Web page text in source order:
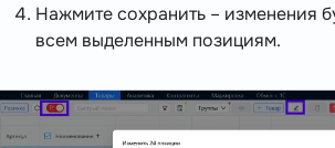
Нажмите сохранить – изменения
всем выделенным позициям.